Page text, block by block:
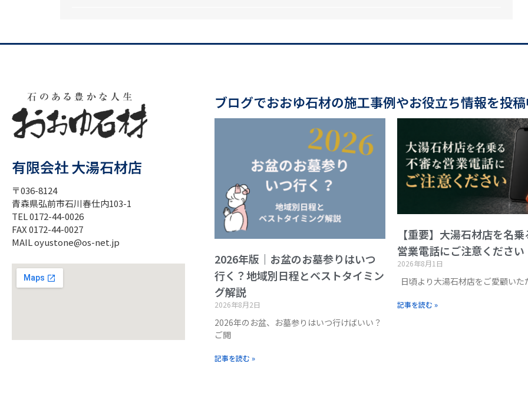
有限会社 大湯石材店
〒036-8124
青森県弘前市石川春仕内103-1
TEL 0172-44-0026
FAX 0172-44-0027
MAIL oyustone@os-net.jp
ブログでおおゆ石材の施工事例やお役立ち情報を投
2026年版｜お盆のお墓参りはいつ
行く？地域別日程とベストタイミン
グ解説
2026年8月2日
2026年のお盆、お墓参りはいつ行けばいい？
ご閲
記事を読む »
【重要】大湯石材店を名
営業電話にご注意ください
2026年8月1日
日頃より大湯石材店をご愛顧いた
記事を読む »